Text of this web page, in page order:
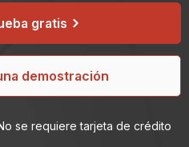
gratis
demostración
se requiere tarjeta de crédito